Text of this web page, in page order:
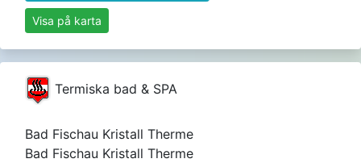
Visa på karta
Termiska bad & SPA
Bad Fischau Kristall Therme
Bad Fischau Kristall Therme